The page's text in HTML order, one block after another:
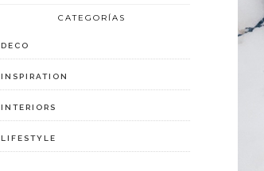
CATEGORÍAS
DECO
INSPIRATION
INTERIORS
LIFESTYLE